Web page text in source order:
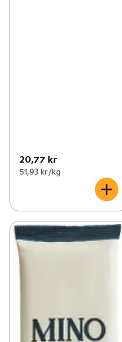
20,77 kr
51,93 kr /kg